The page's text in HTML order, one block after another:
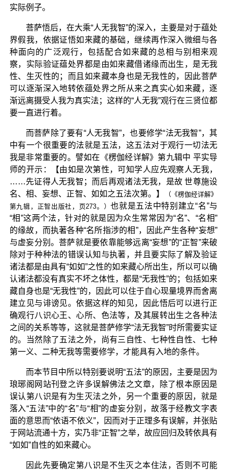
实际例子。
菩萨悟后，在大乘“人无我智”的深入，主要是对于蕴处
界假我，依据证悟如来藏的基础，继续再作深入微细与各
种面向的广泛观行，包括配合如来藏的总相与别相来观
察，实际验证蕴处界都是由如来藏借诸缘而出生，是无我
性、生灭性的；而且如来藏本身也是无我性的，因此菩萨
可以逐渐深入地转依蕴处界之所从来之真实心如来藏，逐
渐远离摄受人我为真实法；这样的“人无我”观行在三贤位都
要一直进行着。
而菩萨除了要有“人无我智”，也要修学“法无我智”，其
中有一个很重要的法就是五法，这五法对于观行一切法无
我是非常重要的。譬如在《楞伽经详解》第九辑中 平实导
师的开示：【由如是次第性，可知学人应先观察人无我，
……先证得人无我智；而后再观诸法无我，是故 世尊施设
名、相、妄想、正智、如如之五法次第。】
（《楞伽经详解》
第九辑，正智出版社，页273。）也就是五法中特别建立“名”与
“相”这两个法，针对的就是因为众生常常因为“名”、“名相”
的缘故，而执著各种“名所指涉的相”，因此产生各种“妄想”
与虚妄分别。菩萨就是要依靠能够远离“妄想”的“正智”来破
除对于种种法的错误认知与执著，并且要实际了解及验证
诸法都是由具有“如如”之性的如来藏心所出生，所以可以确
认诸法都没有真实不坏之体性，都是“无我性”的；包括如来
藏自身也是“无我性”的，因此可以住于自心现量境界而舍离
建立见与诽谤见。依据这样的知见，因此悟后可以进行正
确观行八识心王、心所、色法等，及其展转出生之各种法
之间的关系等等，这就是菩萨修学“法无我智”时所需要实证
的。当然除了五法之外，尚有三自性、七种性自性、七种
第一义、二种无我等需要修学，才能具有入地的条件。
而本节目中所以特别要说明“五法”的原因，主要是因为
琅琊阁网站刊登之许多误解佛法之文章，除了根本原因是
误认第八识是有为生灭法之外，另一个重要的原因，就是
落入“五法”中的“名”与“相”的虚妄分别，故落于经教文字表
面的意思而“依语不依义”，因而对于正理多有误解，并张贴
于网站流通十方，实乃非“正智”之举，故应回归及转依具有
“如如”自性的如来藏心。
因此先要确定第八识是不生灭之本住法，否则不可能